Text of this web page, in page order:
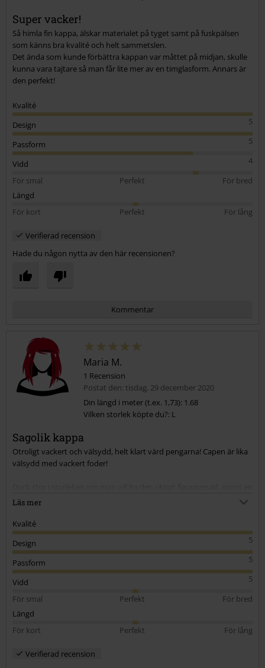
Skicka kommentar
Super vacker!
Så himla fin kappa, älskar materialet på tyget samt på fuskpälsen
som känns bra kvalité och helt sammetslen.
Det ända som kunde förbättra kappan var måttet på midjan, skulle
kunna vara tajtare så man får lite mer av en timglasform. Annars är
den perfekt!
Kvalité
5
Design
5
Passform
4
Vidd
För smal
Perfekt
För bred
Längd
För kort
Perfekt För lång
Verifierad recension
Hade du någon nytta av den här recensionen?
Kommentar
Skicka kommentar
Maria M.
1 Recension
Postat den: tisdag, 29 december 2020
Din längd i meter (t.ex. 1,73): 1.68
Vilken storlek köpte du?: L
Sagolik kappa
Otroligt vackert och välsydd, helt klart värd pengarna! Capen är lika
välsydd med vackert foder!
storlek ner (eller två om man som jag har smal midja och rejäla
Läs mer
Kvalité
5
Design
5
Passform
5
Vidd
För smal
Perfekt
För bred
Längd
För kort
Perfekt För lång
Verifierad recension